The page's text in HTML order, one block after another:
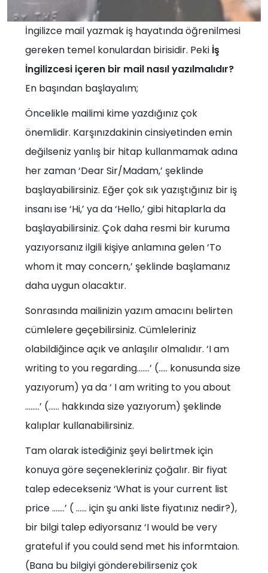
İngilizce mail yazmak iş hayatında öğrenilmesi
gereken temel konulardan birisidir. Peki İş
İngilizcesi içeren bir mail nasıl yazılmalıdır?
En başından başlayalım;
Öncelikle mailimi kime yazdığınız çok
önemlidir. Karşınızdakinin cinsiyetinden emin
değilseniz yanlış bir hitap kullanmamak adına
her zaman ‘Dear Sir/Madam,’ şeklinde
başlayabilirsiniz. Eğer çok sık yazıştığınız bir iş
insanı ise ‘Hi,’ ya da ‘Hello,’ gibi hitaplarla da
başlayabilirsiniz. Çok daha resmi bir kuruma
yazıyorsanız ilgili kişiye anlamına gelen ‘To
whom it may concern,’ şeklinde başlamanız
daha uygun olacaktır.
Sonrasında mailinizin yazım amacını belirten
cümlelere geçebilirsiniz. Cümleleriniz
olabildiğince açık ve anlaşılır olmalıdır. ‘I am
writing to you regarding…….’ (….. konusunda size
yazıyorum) ya da ‘ I am writing to you about
……..’ (…… hakkında size yazıyorum) şeklinde
kalıplar kullanabilirsiniz.
Tam olarak istediğiniz şeyi belirtmek için
konuya göre seçenekleriniz çoğalır. Bir fiyat
talep edecekseniz ‘What is your current list
price …….’ ( …… için şu anki liste fiyatınız nedir?),
bir bilgi talep ediyorsanız ‘I would be very
grateful if you could send met his informtaion.
(Bana bu bilgiyi gönderebilirseniz çok